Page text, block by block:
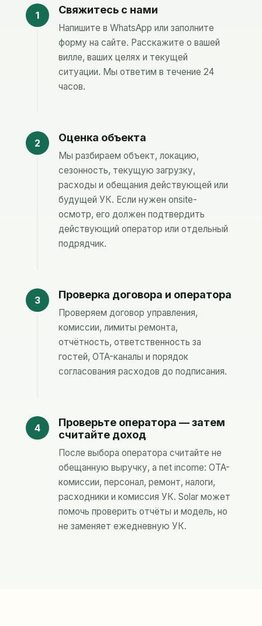
Свяжитесь с нами
Напишите в WhatsApp или заполните
форму на сайте. Расскажите о вашей
вилле, ваших целях и текущей
ситуации. Мы ответим в течение 24
часов.
Оценка объекта
Мы разбираем объект, локацию,
сезонность, текущую загрузку,
расходы и обещания действующей или
будущей УК. Если нужен onsite-
осмотр, его должен подтвердить
действующий оператор или отдельный
подрядчик.
Проверка договора и оператора
Проверяем договор управления,
комиссии, лимиты ремонта,
отчётность, ответственность за
гостей, OTA-каналы и порядок
согласования расходов до подписания.
Проверьте оператора — затем
считайте доход
После выбора оператора считайте не
обещанную выручку, а net income: OTA-
комиссии, персонал, ремонт, налоги,
расходники и комиссия УК. Solar может
помочь проверить отчёты и модель, но
не заменяет ежедневную УК.